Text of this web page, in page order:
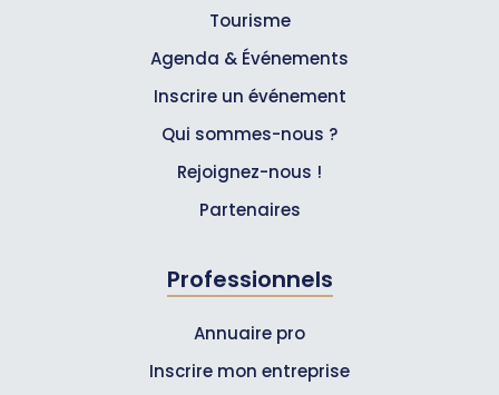
Tourisme
Agenda & Événements
Inscrire un événement
Qui sommes-nous ?
Rejoignez-nous !
Partenaires
Professionnels
Annuaire pro
Inscrire mon entreprise